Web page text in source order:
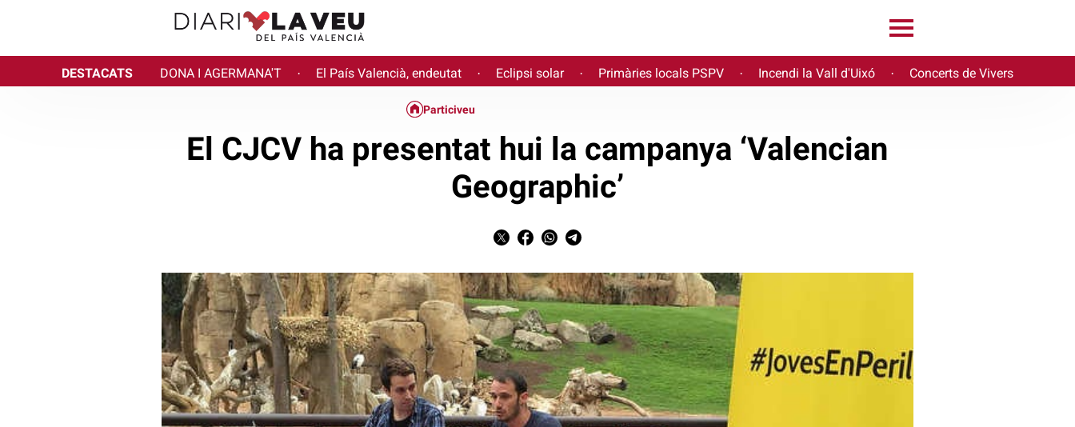
DESTACATS DONA I AGERMANA'T · El País Valencià, endeutat · Eclipsi solar · Primàries locals PSPV · Incendi la Vall d'Uixó · Concerts de Vivers
Particiveu
El CJCV ha presentat hui la campanya ‘Valencian
Geographic’